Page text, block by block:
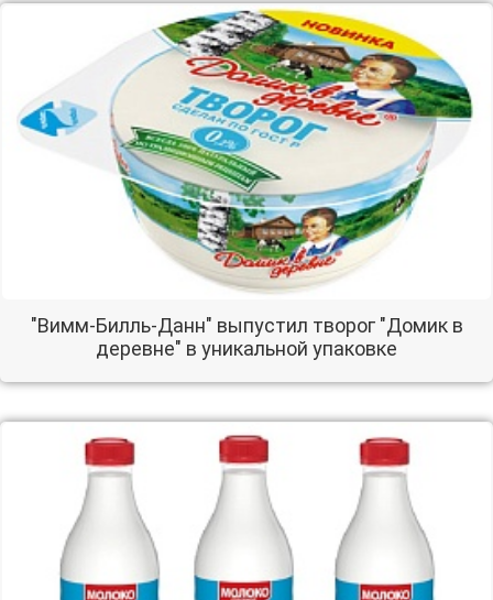
"Вимм-Билль-Данн" выпустил творог "Домик в
деревне" в уникальной упаковке